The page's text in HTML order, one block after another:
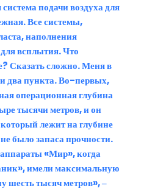
подачи воздуха для
Все системы,
наполнения
всплытия. Что
Сказать сложно. Меня в
два пункта. Во-первых,
операционная глубина
тысячи метров, и он
лежит на глубине
было запаса прочности.
«Мир», когда
имели максимальную
шесть тысяч метров», ‒